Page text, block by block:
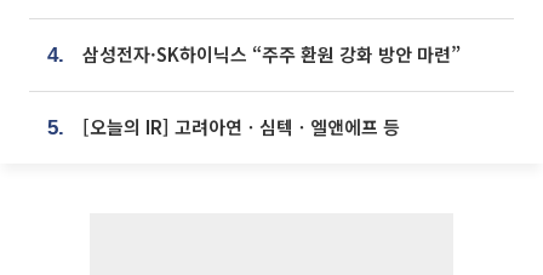
4. 삼성전자·SK하이닉스 “주주 환원 강화 방안 마련”
5. [오늘의 IR] 고려아연ㆍ심텍ㆍ엘앤에프 등